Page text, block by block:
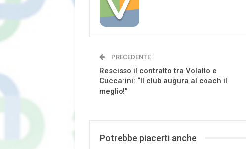
PRECEDENTE
Rescisso il contratto tra Volalto e
Cuccarini: “Il club augura al coach il
meglio!”
Potrebbe piacerti anche